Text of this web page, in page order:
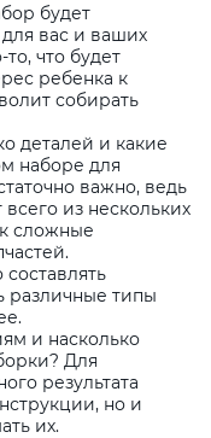
будет
вас и ваших
что будет
ребенка к
собирать
деталей и какие
наборе для
важно, ведь
из нескольких
сложные
различные типы
и насколько
Для
результата
но и
их.